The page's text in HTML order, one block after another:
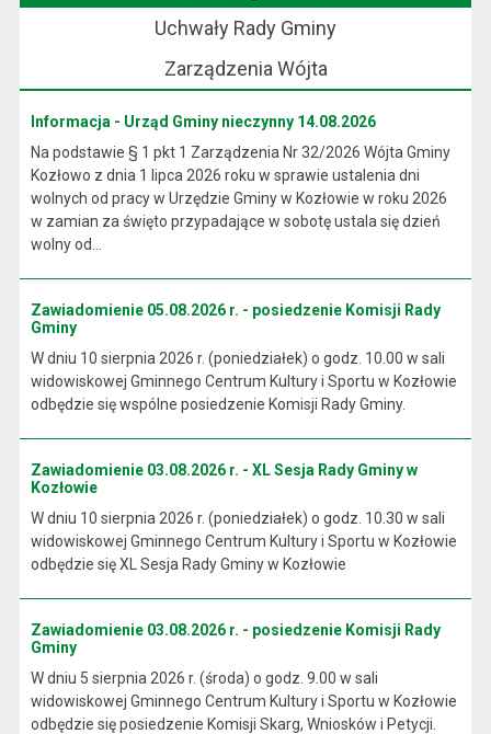
Uchwały Rady Gminy
Zarządzenia Wójta
Informacja - Urząd Gminy nieczynny 14.08.2026
Na podstawie § 1 pkt 1 Zarządzenia Nr 32/2026 Wójta Gminy
Kozłowo z dnia 1 lipca 2026 roku w sprawie ustalenia dni
wolnych od pracy w Urzędzie Gminy w Kozłowie w roku 2026
w zamian za święto przypadające w sobotę ustala się dzień
wolny od...
Zawiadomienie 05.08.2026 r. - posiedzenie Komisji Rady
Gminy
W dniu 10 sierpnia 2026 r. (poniedziałek) o godz. 10.00 w sali
widowiskowej Gminnego Centrum Kultury i Sportu w Kozłowie
odbędzie się wspólne posiedzenie Komisji Rady Gminy.
Zawiadomienie 03.08.2026 r. - XL Sesja Rady Gminy w
Kozłowie
W dniu 10 sierpnia 2026 r. (poniedziałek) o godz. 10.30 w sali
widowiskowej Gminnego Centrum Kultury i Sportu w Kozłowie
odbędzie się XL Sesja Rady Gminy w Kozłowie
Zawiadomienie 03.08.2026 r. - posiedzenie Komisji Rady
Gminy
W dniu 5 sierpnia 2026 r. (środa) o godz. 9.00 w sali
widowiskowej Gminnego Centrum Kultury i Sportu w Kozłowie
odbędzie się posiedzenie Komisji Skarg, Wniosków i Petycji.